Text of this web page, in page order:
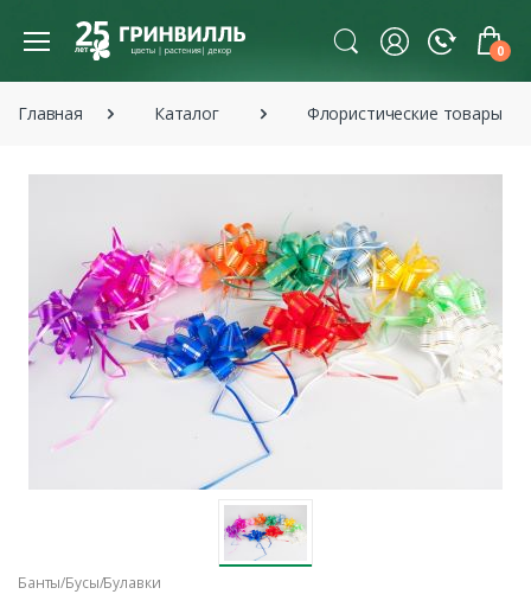
0
Главная Каталог Флористические товары
Банты/Бусы/Булавки